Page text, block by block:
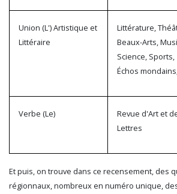
Union (L') Artistique et
Littéraire
Littérature,
Beaux-Arts,
Science, Sports,
Échos
Verbe (Le)
Revue d'Art et
Lettres
Et puis, on trouve dans ce recensement, des
régionnaux, nombreux en numéro unique,